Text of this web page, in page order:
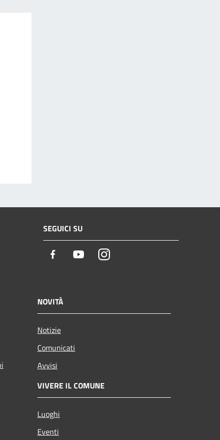
SEGUICI SU
Facebook YoutubeInstagram
NOVITÀ
Notizie
Comunicati
Avvisi
VIVERE IL COMUNE
Luoghi
Eventi